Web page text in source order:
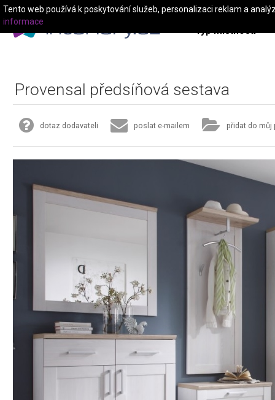
Typ místnosti
Provensal předsíňová sestava
dotaz dodavateli poslat e-mailem přidat do můj
Tento web používá k poskytování služeb, personalizaci reklam a
informace